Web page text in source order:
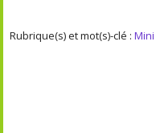
Rubrique(s) et mot(s)-clé :Mini